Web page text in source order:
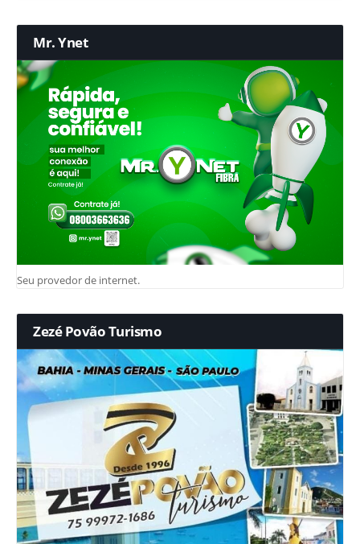
Mr. Ynet
Seu provedor de internet.
Zezé Povão Turismo